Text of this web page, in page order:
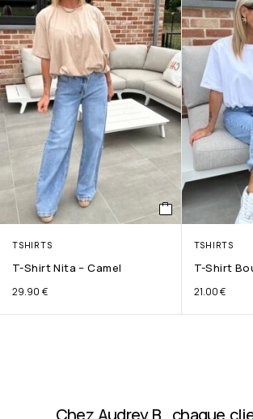
TSHIRTS
T-Shirt Nita – Camel
29.90 €
TSHIRTS
T-Shirt
21.00€
Chez Audrey B., chaque